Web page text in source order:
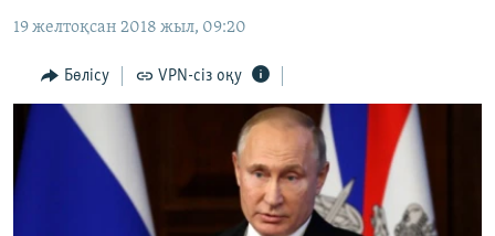
to
Navigation
Skip
Search
ҚАҢТАР ОҚИҒАСЫ
АДАМ ҚҰҚЫҚТАРЫ
ӘЛЕУМЕТ
ӘЛЕМ
АРНАЙЫ ЖОБАЛАР
19 желтоқсан 2018 жыл, 09:20
Бөлісу VPN-сіз оқу